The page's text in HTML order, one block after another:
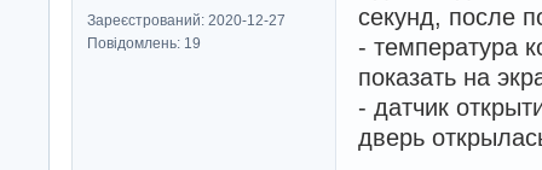
Зареєстрований: 2020-12-27
Повідомлень: 19
секунд, после
- температура
показать на
- датчик
дверь